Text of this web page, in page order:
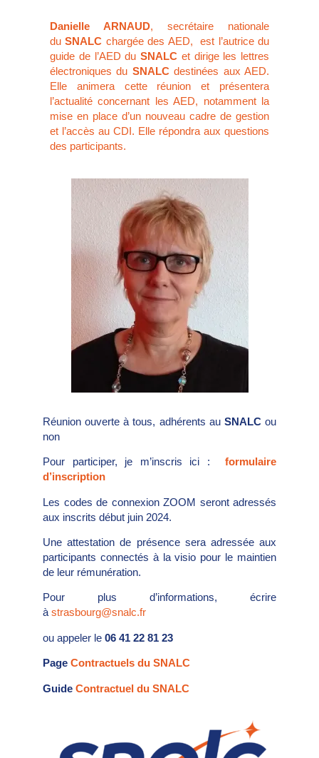
Danielle ARNAUD, secrétaire nationale
duSNALC chargée des AED, est l’autrice du
guide de l’AED du SNALC et dirige les lettres
électroniques du SNALCdestinées aux AED.
Elle animera cette réunion et présentera
l’actualité concernant les AED, notamment la
mise en place d’un nouveau cadre de gestion
et l’accès au CDI. Elle répondra aux questions
des participants.
Réunion ouverte à tous, adhérents au SNALCou
non
Pour participer, je m’inscris ici : formulaire
d’inscription
Les codes de connexion ZOOM seront adressés
aux inscrits début juin 2024.
Une attestation de présence sera adressée aux
participants connectés à la visio pour le maintien
de leur rémunération.
Pour plus d’informations, écrire
àstrasbourg@snalc.fr
ou appeler le 06 41 22 81 23
Page Contractuels du SNALC
Guide Contractuel du SNALC